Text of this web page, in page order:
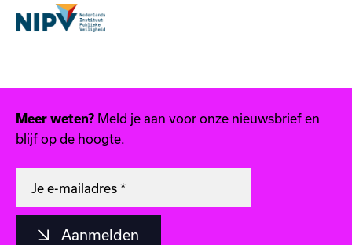
Meer weten? Meld je aan voor onze nieuwsbrief en
blijf op de hoogte.
Aanmelden